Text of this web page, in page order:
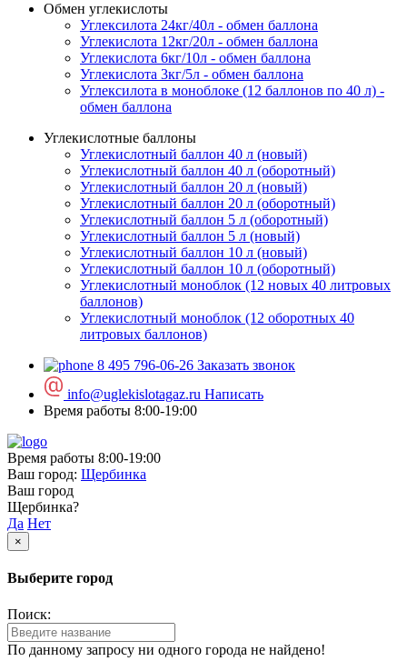
Обмен углекислоты
Углексилота 24кг/40л - обмен баллона
Углекислота 12кг/20л - обмен баллона
Углекислота 6кг/10л - обмен баллона
Углекислота 3кг/5л - обмен баллона
Углексилота в моноблоке (12 баллонов по 40 л) -
обмен баллона
Углекислотные баллоны
Углекислотный баллон 40 л (новый)
Углекислотный баллон 40 л (оборотный)
Углекислотный баллон 20 л (новый)
Углекислотный баллон 20 л (оборотный)
Углекислотный баллон 5 л (оборотный)
Углекислотный баллон 5 л (новый)
Углекислотный баллон 10 л (новый)
Углекислотный баллон 10 л (оборотный)
Углекислотный моноблок (12 новых 40 литровых
баллонов)
Углекислотный моноблок (12 оборотных 40
литровых баллонов)
8 495 796-06-26 Заказать звонок
info@uglekislotagaz.ru Написать
Время работы 8:00-19:00
Время работы 8:00-19:00
Ваш город: Щербинка
Ваш город
Щербинка?
Да Нет
×
Выберите город
Поиск:
По данному запросу ни одного города не найдено!